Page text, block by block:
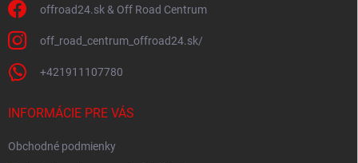
offroad24.sk & Off Road Centrum
off_road_centrum_offroad24.sk/
+421911107780
INFORMÁCIE PRE VÁS
Obchodné podmienky